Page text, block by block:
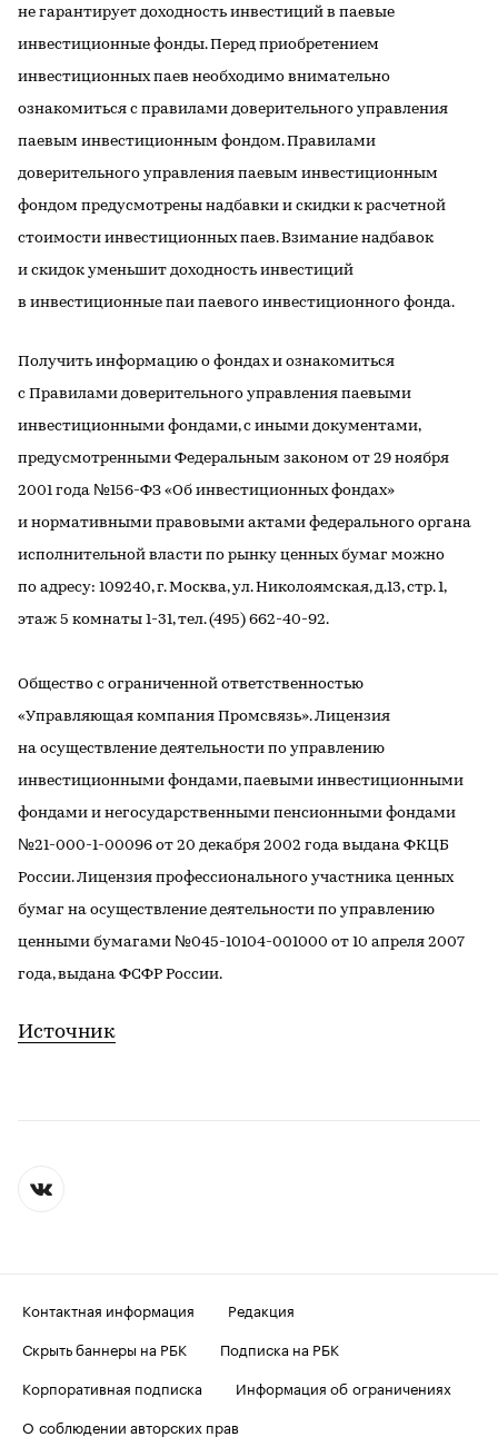
не гарантирует доходность инвестиций в паевые
инвестиционные фонды. Перед приобретением
инвестиционных паев необходимо внимательно
ознакомиться с правилами доверительного управления
паевым инвестиционным фондом. Правилами
доверительного управления паевым инвестиционным
фондом предусмотрены надбавки и скидки к расчетной
стоимости инвестиционных паев. Взимание надбавок
и скидок уменьшит доходность инвестиций
в инвестиционные паи паевого инвестиционного фонда.
Получить информацию о фондах и ознакомиться
с Правилами доверительного управления паевыми
инвестиционными фондами, с иными документами,
предусмотренными Федеральным законом от 29 ноября
2001 года №156-ФЗ «Об инвестиционных фондах»
и нормативными правовыми актами федерального органа
исполнительной власти по рынку ценных бумаг можно
по адресу: 109240, г. Москва, ул. Николоямская, д.13, стр. 1,
этаж 5 комнаты 1-31, тел. (495) 662-40-92.
Общество с ограниченной ответственностью
«Управляющая компания Промсвязь». Лицензия
на осуществление деятельности по управлению
инвестиционными фондами, паевыми инвестиционными
фондами и негосударственными пенсионными фондами
№21-000-1-00096 от 20 декабря 2002 года выдана ФКЦБ
России. Лицензия профессионального участника ценных
бумаг на осуществление деятельности по управлению
ценными бумагами №045-10104-001000 от 10 апреля 2007
года, выдана ФСФР России.
Источник
Контактная информация
Редакция
Скрыть баннеры на РБК
Подписка на РБК
Корпоративная подписка
Информация об ограничениях
О соблюдении авторских прав